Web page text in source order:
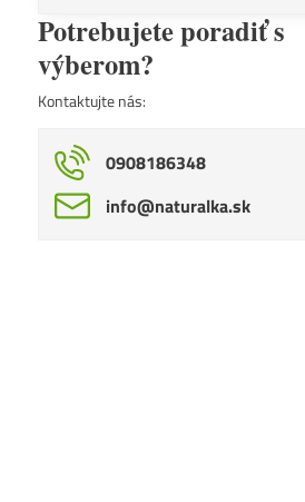
Potrebujete poradiť s
výberom?
Kontaktujte nás:
0908186348
info​@naturalka​.sk